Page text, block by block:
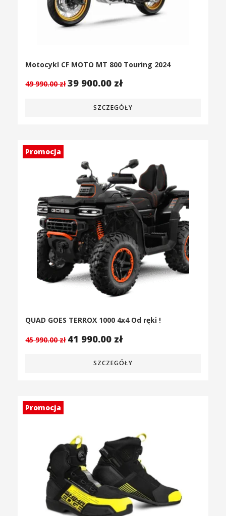
Motocykl CF MOTO MT 800 Touring 2024
49 990.00zł 39 900.00 zł
SZCZEGÓŁY
Promocja
QUAD GOES TERROX 1000 4x4 Od ręki !
45 990.00zł 41 990.00 zł
SZCZEGÓŁY
Promocja